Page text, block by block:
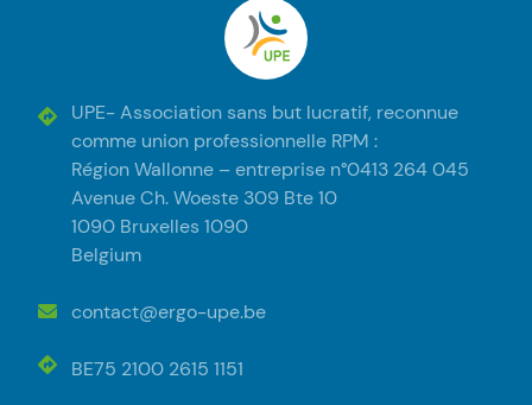
UPE
UPE- Association sans but lucratif, reconnue
comme union professionnelle RPM :
Région Wallonne – entreprise n°0413 264 045
Avenue Ch. Woeste 309 Bte 10
1090 Bruxelles 1090
Belgium
contact@ergo-upe.be
BE75 2100 2615 1151